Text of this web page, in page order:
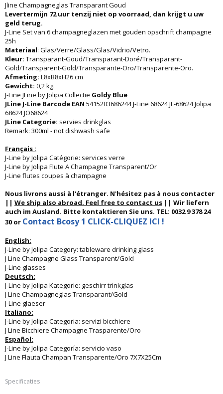
Jline Champagneglas Transparant Goud
Levertermijn 72 uur tenzij niet op voorraad, dan krijgt u uw
geld terug.
J-Line Set van 6 champagneglazen met gouden opschrift champagne
25h
Materiaal: Glas/Verre/Glass/Glas/Vidrio/Vetro.
Kleur: Transparant-Goud/Transparant-Doré/Transparant-
Gold/Transparent-Gold/Transparante-Oro/Transparente-Oro.
Afmeting: L8xB8xH26 cm
Gewicht: 0,2 kg.
J-Line JLine by Jolipa Collectie Goldy Blue
JLine J-Line Barcode EAN 5415203686244 J-Line 68624 JL-68624 Jolipa
68624 JO68624
JLine Categorie: servies drinkglas
Remark: 300ml - not dishwash safe
Français :
J-Line by Jolipa Catégorie: services verre
J-Line by Jolipa Flute A Champagne Transparent/Or
J-Line flutes coupes à champagne
Nous livrons aussi à l'étranger. N'hésitez pas à nous contacter
|| We ship also abroad. Feel free to contact us || Wir liefern
auch im Ausland. Bitte kontaktieren Sie uns. TEL: 0032 9 378 24
30 or Contact Bcosy 1 CLICK-CLIQUEZ ICI !
English:
J-Line by Jolipa Category: tableware drinking glass
J Line Champagne Glass Transparent/Gold
J-Line glasses
Deutsch:
J-Line by Jolipa Kategorie: geschirr trinkglas
J Line Champagneglas Transparant/Gold
J-Line glaeser
Italiano:
J-Line by Jolipa Categoria: servizi bicchiere
J Line Bicchiere Champagne Trasparente/Oro
Español:
J-Line by Jolipa Categoría: servicio vaso
J Line Flauta Champan Transparente/Oro 7X7X25Cm
Specificaties